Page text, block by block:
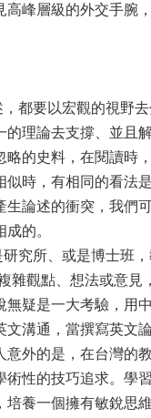
峰層級的外交手腕
要以宏觀的視野去
理論去支撐、並且
的史料，在閱讀時
時，有相同的看法
論述的衝突，我們
的。
所、或是博士班
雜觀點、想法或意
疑是一大考驗，用
溝通，當撰寫英文
外的是，在台灣的
性的技巧追求。學
養一個擁有敏銳思